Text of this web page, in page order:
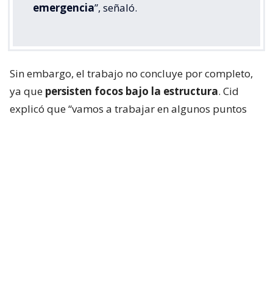
emergencia”, señaló.
Sin embargo, el trabajo no concluye por completo,
ya que persisten focos bajo la estructura. Cid
explicó que “vamos a trabajar en algunos puntos